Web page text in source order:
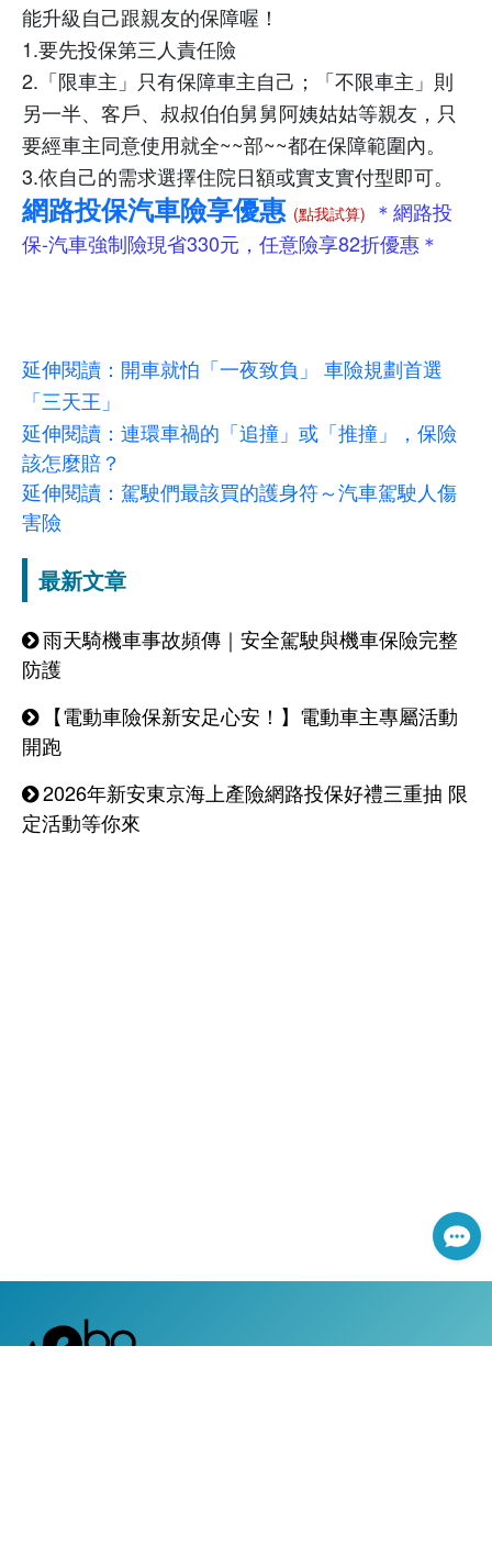
能升級自己跟親友的保障喔！
1.要先投保第三人責任險
2.「限車主」只有保障車主自己；「不限車主」則
另一半、客戶、叔叔伯伯舅舅阿姨姑姑等親友，只
要經車主同意使用就全~~部~~都在保障範圍內。
3.依自己的需求選擇住院日額或實支實付型即可。
網路投保汽車險享優惠 (點我試算)
＊網路投
保-汽車強制險現省330元，任意險享82折優惠＊
延伸閱讀：開車就怕「一夜致負」 車險規劃首選
「三天王」
延伸閱讀：連環車禍的「追撞」或「推撞」，保險
該怎麼賠？
延伸閱讀：駕駛們最該買的護身符～汽車駕駛人傷
害險
最新文章
雨天騎機車事故頻傳｜安全駕駛與機車保險完整
防護
【電動車險保新安足心安！】電動車主專屬活動
開跑
2026年新安東京海上產險網路投保好禮三重抽 限
定活動等你來